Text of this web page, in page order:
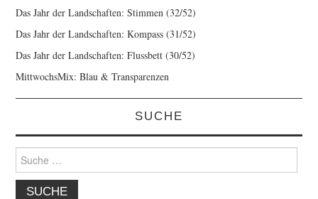
Das Jahr der Landschaften: Stimmen (32/52)
Das Jahr der Landschaften: Kompass (31/52)
Das Jahr der Landschaften: Flussbett (30/52)
MittwochsMix: Blau & Transparenzen
SUCHE
Suche
nach: